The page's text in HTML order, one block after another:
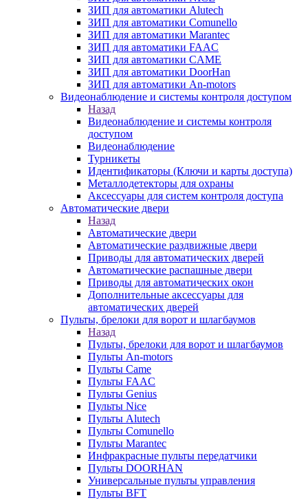
ЗИП для автоматики Alutech
ЗИП для автоматики Comunello
ЗИП для автоматики Marantec
ЗИП для автоматики FAAC
ЗИП для автоматики CAME
ЗИП для автоматики DoorHan
ЗИП для автоматики An-motors
Видеонаблюдение и системы контроля доступом
Назад
Видеонаблюдение и системы контроля
доступом
Видеонаблюдение
Турникеты
Идентификаторы (Ключи и карты доступа)
Металлодетекторы для охраны
Аксессуары для систем контроля доступа
Автоматические двери
Назад
Автоматические двери
Автоматические раздвижные двери
Приводы для автоматических дверей
Автоматические распашные двери
Приводы для автоматических окон
Дополнительные аксессуары для
автоматических дверей
Пульты, брелоки для ворот и шлагбаумов
Назад
Пульты, брелоки для ворот и шлагбаумов
Пульты An-motors
Пульты Came
Пульты FAAC
Пульты Genius
Пульты Nice
Пульты Alutech
Пульты Сomunello
Пульты Marantec
Инфракрасные пульты передатчики
Пульты DOORHAN
Универсальные пульты управления
Пульты BFT